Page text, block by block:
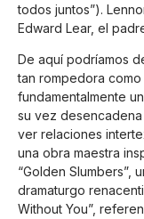
todos juntos”).
Edward Lear, el
De aquí podríamos
tan rompedora
fundamentalmente
su vez
ver relaciones
una obra maestra
“Golden Slumbers”,
dramaturgo
Without You”,